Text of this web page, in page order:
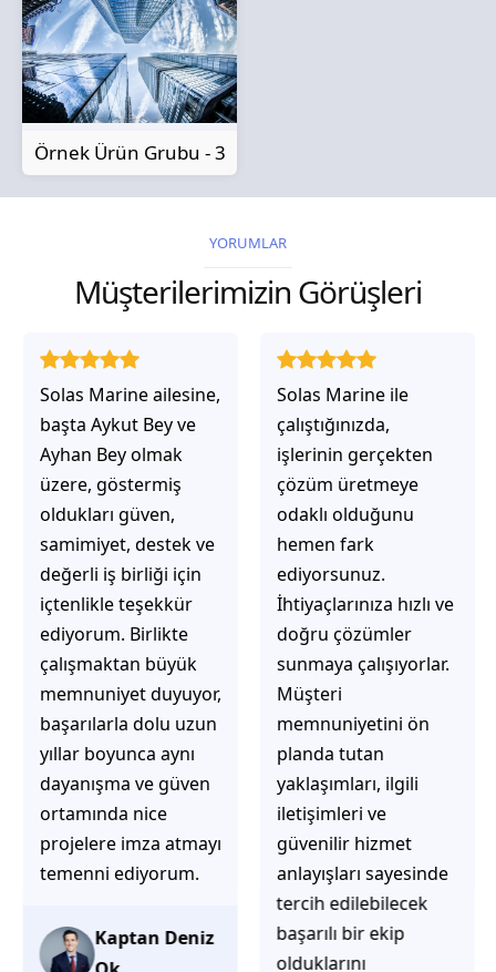
Örnek Ürün Grubu - 3
YORUMLAR
Müşterilerimizin Görüşleri
Solas Marine ailesine,
başta Aykut Bey ve
Ayhan Bey olmak
üzere, göstermiş
oldukları güven,
samimiyet, destek ve
değerli iş birliği için
içtenlikle teşekkür
ediyorum. Birlikte
çalışmaktan büyük
memnuniyet duyuyor,
başarılarla dolu uzun
yıllar boyunca aynı
dayanışma ve güven
ortamında nice
projelere imza atmayı
temenni ediyorum.
Kaptan Deniz
Solas Marine ile
çalıştığınızda,
işlerinin gerçekten
çözüm üretmeye
odaklı olduğunu
hemen fark
ediyorsunuz.
İhtiyaçlarınıza hızlı ve
doğru çözümler
sunmaya çalışıyorlar.
Müşteri
memnuniyetini ön
planda tutan
yaklaşımları, ilgili
iletişimleri ve
güvenilir hizmet
anlayışları sayesinde
tercih edilebilecek
başarılı bir ekip
olduklarını